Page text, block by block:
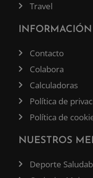
Travel
INFORMACIÓN
Contacto
Colabora
Calculadoras
Política de
Política de
NUESTROS
Deporte